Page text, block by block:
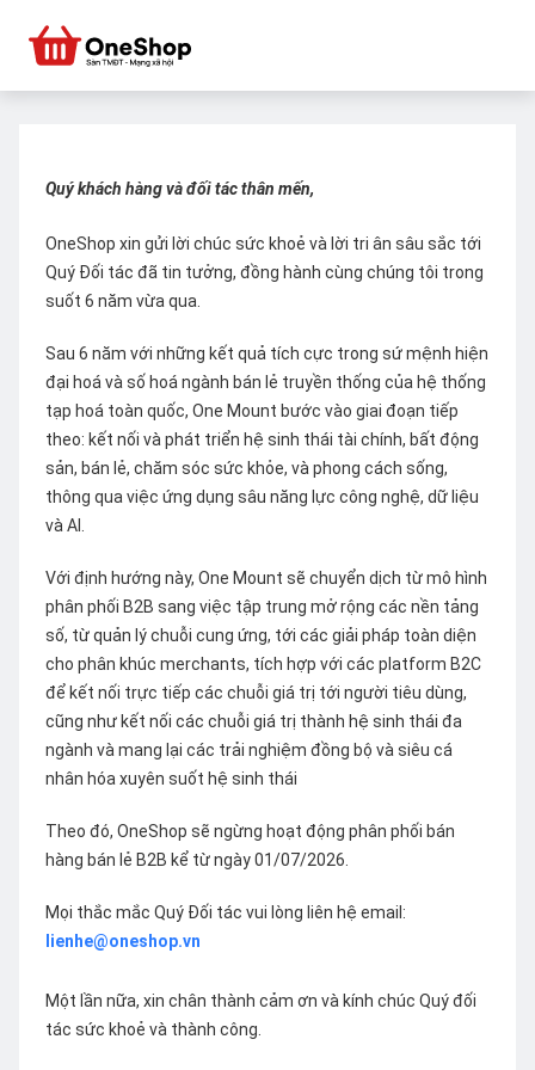
Quý khách hàng và đối tác thân mến,
OneShop xin gửi lời chúc sức khoẻ và lời tri ân sâu sắc tới
Quý Đối tác đã tin tưởng, đồng hành cùng chúng tôi trong
suốt 6 năm vừa qua.
Sau 6 năm với những kết quả tích cực trong sứ mệnh hiện
đại hoá và số hoá ngành bán lẻ truyền thống của hệ thống
tạp hoá toàn quốc, One Mount bước vào giai đoạn tiếp
theo: kết nối và phát triển hệ sinh thái tài chính, bất động
sản, bán lẻ, chăm sóc sức khỏe, và phong cách sống,
thông qua việc ứng dụng sâu năng lực công nghệ, dữ liệu
và AI.
Với định hướng này, One Mount sẽ chuyển dịch từ mô hình
phân phối B2B sang việc tập trung mở rộng các nền tảng
số, từ quản lý chuỗi cung ứng, tới các giải pháp toàn diện
cho phân khúc merchants, tích hợp với các platform B2C
để kết nối trực tiếp các chuỗi giá trị tới người tiêu dùng,
cũng như kết nối các chuỗi giá trị thành hệ sinh thái đa
ngành và mang lại các trải nghiệm đồng bộ và siêu cá
nhân hóa xuyên suốt hệ sinh thái
Theo đó, OneShop sẽ ngừng hoạt động phân phối bán
hàng bán lẻ B2B kể từ ngày 01/07/2026.
Mọi thắc mắc Quý Đối tác vui lòng liên hệ email:
lienhe@oneshop.vn
Một lần nữa, xin chân thành cảm ơn và kính chúc Quý đối
tác sức khoẻ và thành công.